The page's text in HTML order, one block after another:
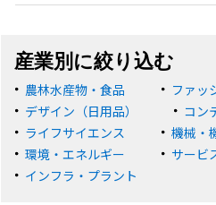
産業別に絞り込む
農林水産物・食品
ファッ
デザイン（日用品）
コン
ライフサイエンス
機械・
環境・エネルギー
サービ
インフラ・プラント